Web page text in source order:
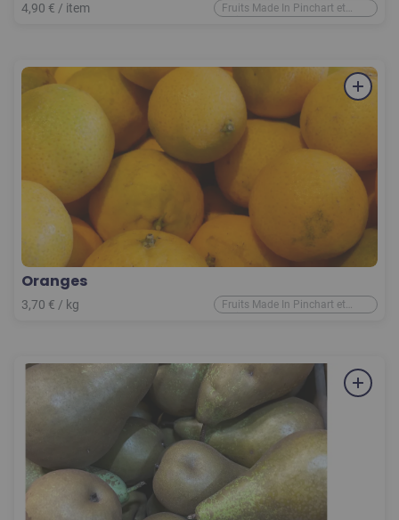
4,90 € / item
Fruits Made In Pinchart et
d'ailleurs
Oranges
3,70 € / kg
Fruits Made In Pinchart et
d'ailleurs